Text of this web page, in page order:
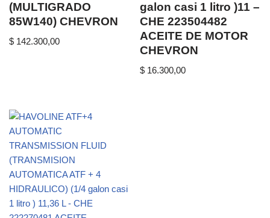
(MULTIGRADO
85W140) CHEVRON
$ 142.300,00
galon casi 1 litro )11 –
CHE 223504482
ACEITE DE MOTOR
CHEVRON
$ 16.300,00